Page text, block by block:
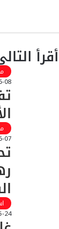
بإو
ت
ر
ا
k
o
kأقرأ
08
07
24